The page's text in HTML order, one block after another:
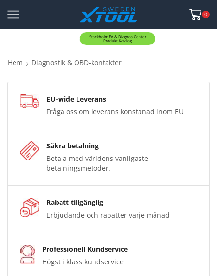
0
Stockholm EV & Diagnos Center
Produkt Katalog
Hem Diagnostik & OBD-kontakter
EU-wide Leverans
Fråga oss om leverans konstanad inom EU
Säkra betalning
Betala med världens vanligaste
betalningsmetoder.
Rabatt tillgänglig
Erbjudande och rabatter varje månad
Professionell Kundservice
Högst i klass kundservice